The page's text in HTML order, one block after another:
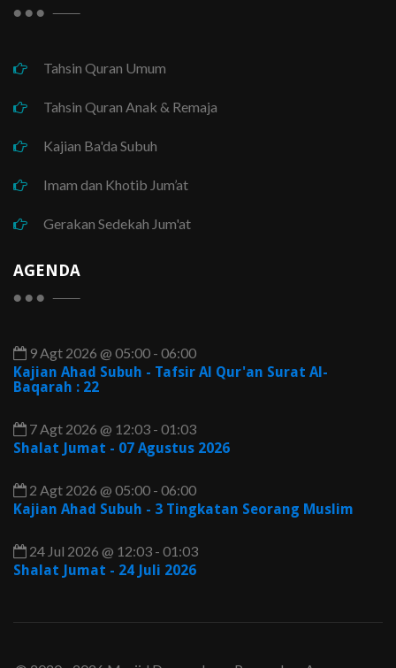
Tahsin Quran Umum
Tahsin Quran Anak & Remaja
Kajian Ba'da Subuh
Imam dan Khotib Jum’at
Gerakan Sedekah Jum'at
AGENDA
9 Agt 2026 @ 05:00 - 06:00
Kajian Ahad Subuh - Tafsir Al Qur'an Surat Al-
Baqarah : 22
7 Agt 2026 @ 12:03 - 01:03
Shalat Jumat - 07 Agustus 2026
2 Agt 2026 @ 05:00 - 06:00
Kajian Ahad Subuh - 3 Tingkatan Seorang Muslim
24 Jul 2026 @ 12:03 - 01:03
Shalat Jumat - 24 Juli 2026